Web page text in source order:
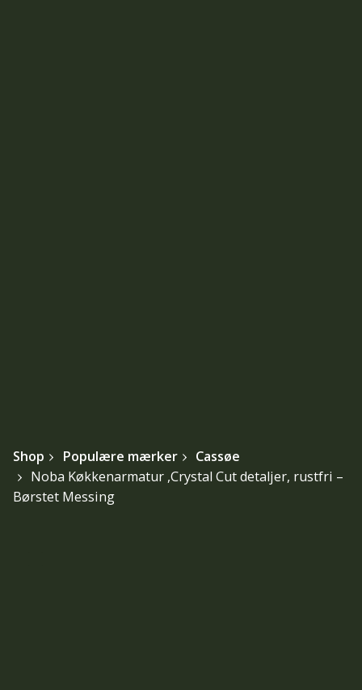
Shop Populære mærker
Cassøe
Noba Køkkenarmatur ,Crystal Cut detaljer, rustfri –
Børstet Messing